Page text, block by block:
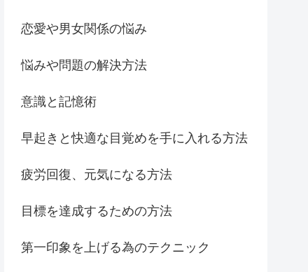
恋愛や男女関係の悩み
悩みや問題の解決方法
意識と記憶術
早起きと快適な目覚めを手に入れる方法
疲労回復、元気になる方法
目標を達成するための方法
第一印象を上げる為のテクニック